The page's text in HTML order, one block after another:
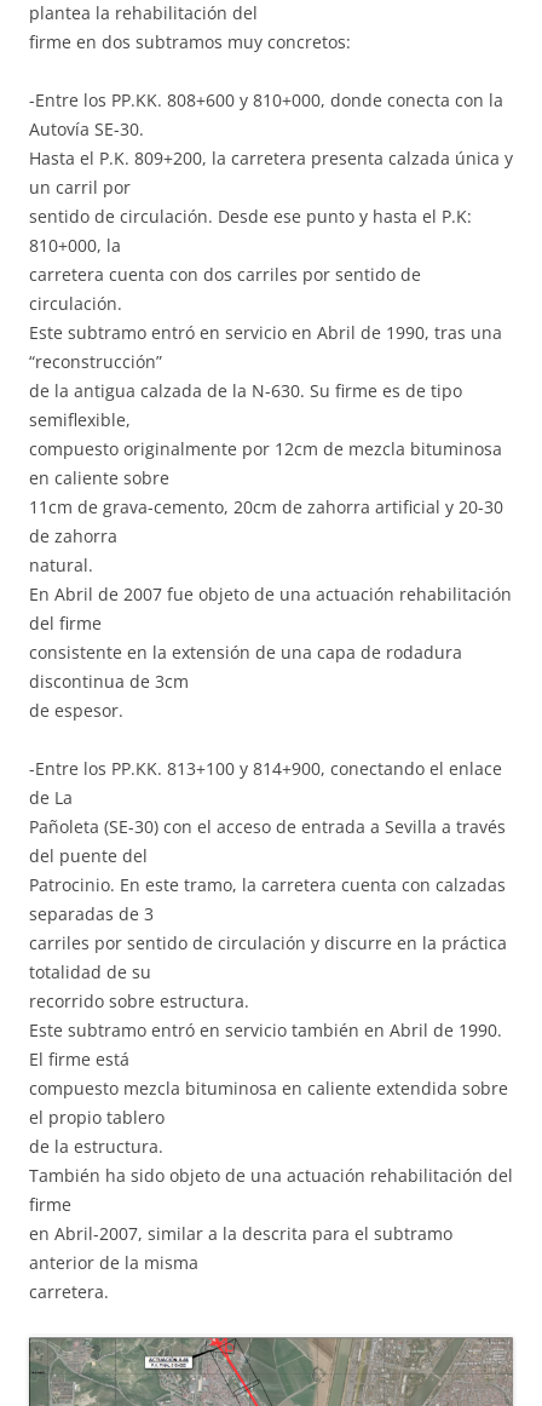
plantea la rehabilitación del
firme en dos subtramos muy concretos:
-Entre los PP.KK. 808+600 y 810+000, donde conecta con la
Autovía SE-30.
Hasta el P.K. 809+200, la carretera presenta calzada única y
un carril por
sentido de circulación. Desde ese punto y hasta el P.K:
810+000, la
carretera cuenta con dos carriles por sentido de
circulación.
Este subtramo entró en servicio en Abril de 1990, tras una
“reconstrucción”
de la antigua calzada de la N-630. Su firme es de tipo
semiflexible,
compuesto originalmente por 12cm de mezcla bituminosa
en caliente sobre
11cm de grava-cemento, 20cm de zahorra artificial y 20-30
de zahorra
natural.
En Abril de 2007 fue objeto de una actuación rehabilitación
del firme
consistente en la extensión de una capa de rodadura
discontinua de 3cm
de espesor.
-Entre los PP.KK. 813+100 y 814+900, conectando el enlace
de La
Pañoleta (SE-30) con el acceso de entrada a Sevilla a través
del puente del
Patrocinio. En este tramo, la carretera cuenta con calzadas
separadas de 3
carriles por sentido de circulación y discurre en la práctica
totalidad de su
recorrido sobre estructura.
Este subtramo entró en servicio también en Abril de 1990.
El firme está
compuesto mezcla bituminosa en caliente extendida sobre
el propio tablero
de la estructura.
También ha sido objeto de una actuación rehabilitación del
firme
en Abril-2007, similar a la descrita para el subtramo
anterior de la misma
carretera.